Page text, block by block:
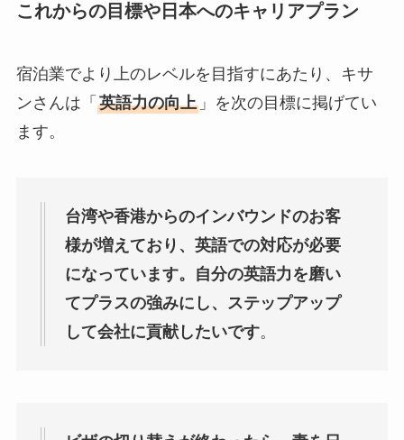
これからの目標や日本へのキャリアプラン
宿泊業でより上のレベルを目指すにあたり、キサ
ンさんは「 英語力の向上」を次の目標に掲げてい
ます。
台湾や香港からのインバウンドのお客
様が増えており、英語での対応が必要
になっています。自分の英語力を磨い
てプラスの強みにし、ステップアップ
して会社に貢献したいです。